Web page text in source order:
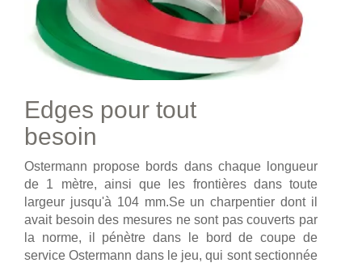
Edges pour tout
besoin
Ostermann propose bords dans chaque longueur
de 1 mètre, ainsi que les frontières dans toute
largeur jusqu'à 104 mm.Se un charpentier dont il
avait besoin des mesures ne sont pas couverts par
la norme, il pénètre dans le bord de coupe de
service Ostermann dans le jeu, qui sont sectionnée